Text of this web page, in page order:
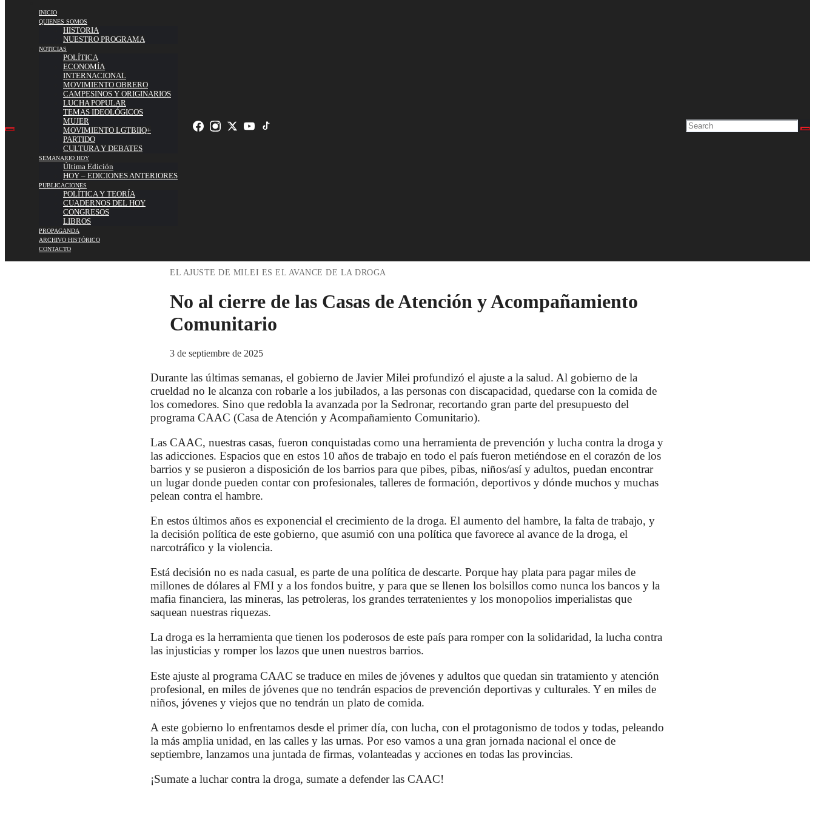
INICIO
QUIENES SOMOS
HISTORIA
NUESTRO PROGRAMA
NOTICIAS
POLÍTICA
ECONOMÍA
INTERNACIONAL
MOVIMIENTO OBRERO
CAMPESINOS Y ORIGINARIOS
LUCHA POPULAR
TEMAS IDEOLÓGICOS
MUJER
MOVIMIENTO LGTBIIQ+
PARTIDO
CULTURA Y DEBATES
SEMANARIO HOY
Última Edición
HOY – EDICIONES ANTERIORES
PUBLICACIONES
POLÍTICA Y TEORÍA
CUADERNOS DEL HOY
CONGRESOS
LIBROS
PROPAGANDA
ARCHIVO HISTÓRICO
CONTACTO
EL AJUSTE DE MILEI ES EL AVANCE DE LA DROGA
No al cierre de las Casas de Atención y Acompañamiento
Comunitario
3 de septiembre de 2025
Durante las últimas semanas, el gobierno de Javier Milei profundizó el ajuste a la salud. Al gobierno de la
crueldad no le alcanza con robarle a los jubilados, a las personas con discapacidad, quedarse con la comida de
los comedores. Sino que redobla la avanzada por la Sedronar, recortando gran parte del presupuesto del
programa CAAC (Casa de Atención y Acompañamiento Comunitario).
Las CAAC, nuestras casas, fueron conquistadas como una herramienta de prevención y lucha contra la droga y
las adicciones. Espacios que en estos 10 años de trabajo en todo el país fueron metiéndose en el corazón de los
barrios y se pusieron a disposición de los barrios para que pibes, pibas, niños/así y adultos, puedan encontrar
un lugar donde pueden contar con profesionales, talleres de formación, deportivos y dónde muchos y muchas
pelean contra el hambre.
En estos últimos años es exponencial el crecimiento de la droga. El aumento del hambre, la falta de trabajo, y
la decisión política de este gobierno, que asumió con una política que favorece al avance de la droga, el
narcotráfico y la violencia.
Está decisión no es nada casual, es parte de una política de descarte. Porque hay plata para pagar miles de
millones de dólares al FMI y a los fondos buitre, y para que se llenen los bolsillos como nunca los bancos y la
mafia financiera, las mineras, las petroleras, los grandes terratenientes y los monopolios imperialistas que
saquean nuestras riquezas.
La droga es la herramienta que tienen los poderosos de este país para romper con la solidaridad, la lucha contra
las injusticias y romper los lazos que unen nuestros barrios.
Este ajuste al programa CAAC se traduce en miles de jóvenes y adultos que quedan sin tratamiento y atención
profesional, en miles de jóvenes que no tendrán espacios de prevención deportivas y culturales. Y en miles de
niños, jóvenes y viejos que no tendrán un plato de comida.
A este gobierno lo enfrentamos desde el primer día, con lucha, con el protagonismo de todos y todas, peleando
la más amplia unidad, en las calles y las urnas. Por eso vamos a una gran jornada nacional el once de
septiembre, lanzamos una juntada de firmas, volanteadas y acciones en todas las provincias.
¡Sumate a luchar contra la droga, sumate a defender las CAAC!